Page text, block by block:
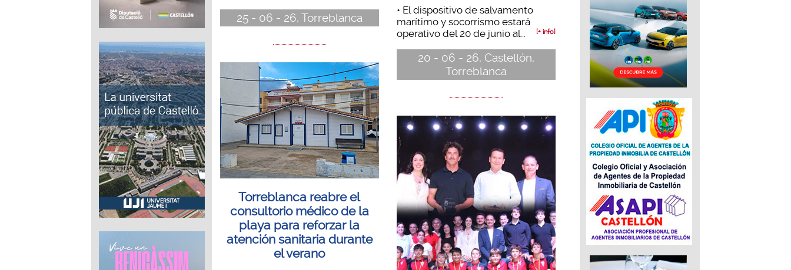
25 - 06 - 26, Torreblanca
Torreblanca reabre el
consultorio médico de la
playa para reforzar la
atención sanitaria durante
el verano
• El dispositivo de salvamento
marítimo y socorrismo estará
operativo del 20 de junio al...
[+ info]
20 - 06 - 26, Castellón,
Torreblanca